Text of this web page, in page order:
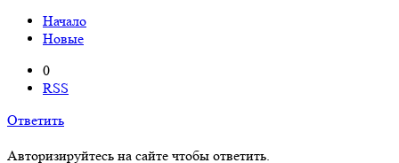
Начало
Новые
0
RSS
Ответить
Авторизируйтесь на сайте чтобы ответить.